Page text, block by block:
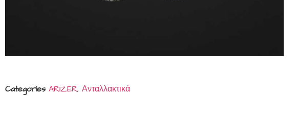
Categories ARIZER, Ανταλλακτικά